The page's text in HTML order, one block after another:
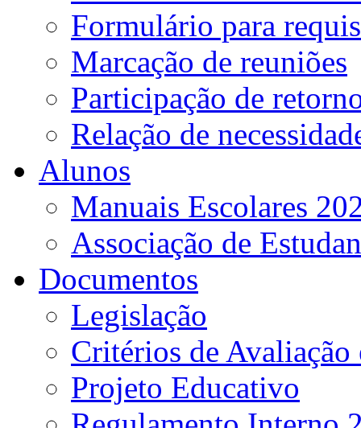
Formulário para
Marcação de reuniões
Participação de
Relação de
Alunos
Manuais Escolares
Associação de
Documentos
Legislação
Critérios de
Projeto Educativo